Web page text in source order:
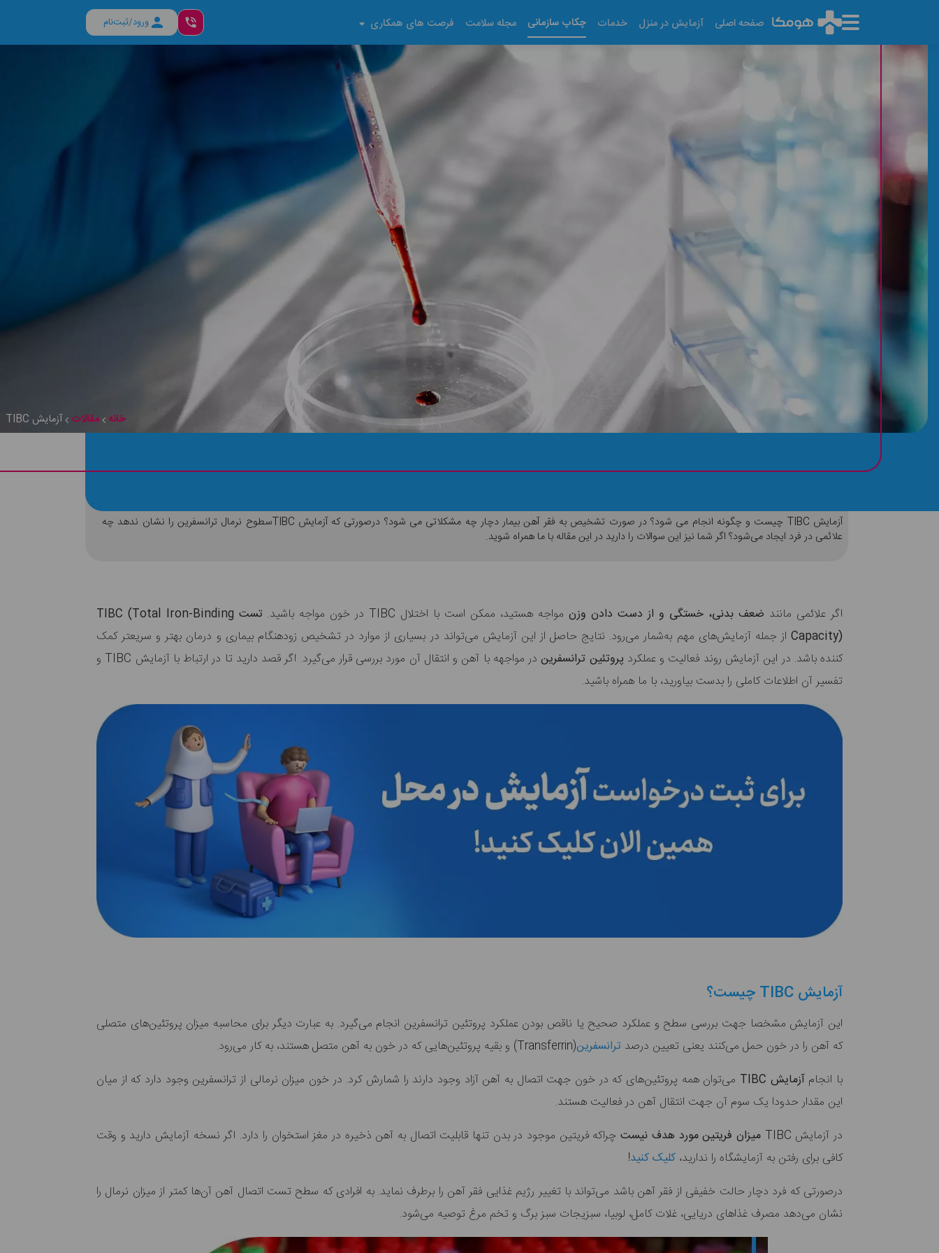
صفحه اصلی آزمایش در منزل خدمات چکاپ سازمانی مجله سلامت فرصت های همکاری ورود/ثبت‌نام
خانه مقالات آزمایش TIBC
آزمایش TIBC
آخرین تاریخ به روز رسانی: ۱۴۰۵/۰۵/۱۵
آزمایش TIBC چیست و چگونه انجام می شود؟ در صورت تشخیص به فقر آهن بیمار دچار چه مشکلاتی می شود؟ درصورتی که آزمایش TIBCسطوح نرمال ترانسفرین را نشان ندهد چه
علائمی در فرد ایجاد می‌شود؟ اگر شما نیز این سوالات را دارید در این مقاله با ما همراه شوید.
اگر علائمی مانند ضعف بدنی، خستگی و از دست دادن وزن مواجه هستید، ممکن است با اختلال TIBC در خون مواجه باشید.
تست TIBC (Total Iron-Binding
Capacity) از جمله آزمایش‌های مهم به‌شمار می‌رود. نتایج حاصل از این آزمایش می‌تواند در بسیاری از موارد در تشخیص زودهنگام بیماری و درمان بهتر و سریعتر کمک
کننده باشد. در این آزمایش روند فعالیت و عملکرد پروتئین‌ ترانسفرین
در مواجهه با آهن و انتقال آن مورد بررسی قرار می‌گیرد. اگر قصد دارید تا در ارتباط با آزمایش TIBC و
تفسیر آن اطلاعات کاملی را بدست بیاورید، با ما همراه باشید.
آزمایش TIBC چیست؟
این آزمایش مشخصا جهت بررسی سطح و عملکرد صحیح یا ناقص بودن عملکرد پروتئین ترانسفرین انجام می‌گیرد. به عبارت دیگر برای محاسبه میزان پروتئین‌های متصلی
که آهن را در خون حمل می‌کنند یعنی تعیین درصد ترانسفرین(Transferrin) و بقیه پروتئین‌هایی که در خون به آهن متصل هستند، به کار می‌رود.
با انجامآزمایش TIBC
می‌توان همه پروتئین‌های که در خون جهت اتصال به آهن آزاد وجود دارند را شمارش کرد. در خون میزان نرمالی از ترانسفرین وجود دارد که از میان
این مقدار حدودا یک سوم آن جهت انتقال آهن در فعالیت هستند.
در آزمایش TIBC
میزان فریتین مورد هدف نیستچراکه فریتین موجود در بدن تنها قابلیت اتصال به آهن ذخیره در مغز استخوان را دارد. اگر نسخه آزمایش دارید و وقت
کافی برای رفتن به آزمایشگاه را ندارید، کلیک کنید!
درصورتی که فرد دچار حالت خفیفی از فقر آهن باشد می‌تواند با تغییر رژیم غذایی فقر آهن را برطرف نماید. به افرادی که سطح تست اتصال آهن آن‌ها کمتر از میزان نرمال را
نشان می‌دهد مصرف غذاهای دریایی، غلات کامل، لوبیا، سبزیجات سبز برگ و تخم مرغ توصیه می‌شود.